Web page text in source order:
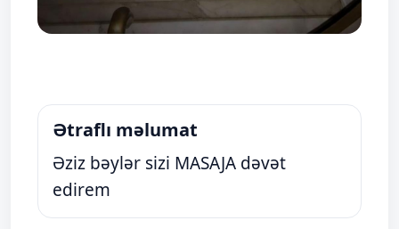
Ətraflı məlumat
Əziz bəylər sizi MASAJA dəvət
edirem